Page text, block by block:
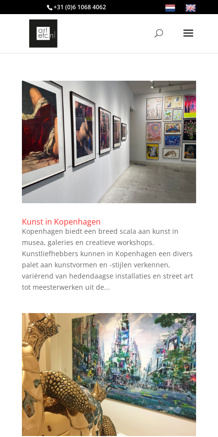
+31 (0)6 1068 4062
Kunst in Kopenhagen
Kopenhagen biedt een breed scala aan kunst in
musea, galeries en creatieve workshops.
Kunstliefhebbers kunnen in Kopenhagen een divers
palet aan kunstvormen en -stijlen verkennen,
variërend van hedendaagse installaties en street art
tot meesterwerken uit de...